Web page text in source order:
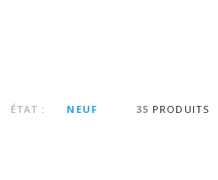
ÉTAT : NEUF 35 PRODUITS